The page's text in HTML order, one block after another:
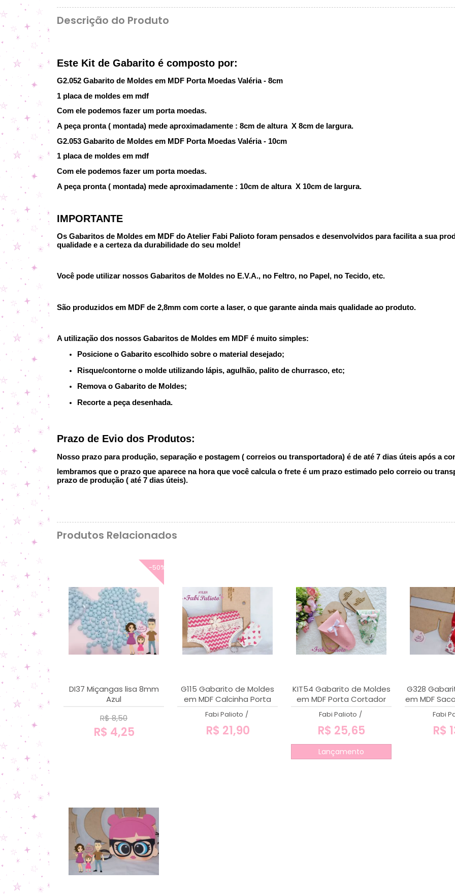
Descrição do Produto
Este Kit de Gabarito é composto por:
G2.052 Gabarito de Moldes em MDF Porta Moedas Valéria - 8cm
1 placa de moldes em mdf
Com ele podemos fazer um porta moedas.
A peça pronta ( montada) mede aproximadamente : 8cm de altura X 8cm de largura.
G2.053 Gabarito de Moldes em MDF Porta Moedas Valéria - 10cm
1 placa de moldes em mdf
Com ele podemos fazer um porta moedas.
A peça pronta ( montada) mede aproximadamente : 10cm de altura X 10cm de largura.
IMPORTANTE
Os Gabaritos de Moldes em MDF do Atelier Fabi Palioto foram pensados e desenvolvidos para facilita a sua
qualidade e a certeza da durabilidade do seu molde!
Você pode utilizar nossos Gabaritos de Moldes no E.V.A., no Feltro, no Papel, no Tecido, etc.
São produzidos em MDF de 2,8mm com corte a laser, o que garante ainda mais qualidade ao produto.
A utilização dos nossos Gabaritos de Moldes em MDF é muito simples:
Posicione o Gabarito escolhido sobre o material desejado;
Risque/contorne o molde utilizando lápis, agulhão, palito de churrasco, etc;
Remova o Gabarito de Moldes;
Recorte a peça desenhada.
Prazo de Evio dos Produtos:
Nosso prazo para produção, separação e postagem ( correios ou transportadora) é de até 7 dias úteis após a
lembramos que o prazo que aparece na hora que você calcula o frete é um prazo estimado pelo correio ou
prazo de produção ( até 7 dias úteis).
Produtos Relacionados
-50%
DI37 Miçangas lisa 8mm
Azul
R$ 8,50
R$ 4,25
G115 Gabarito de Moldes
em MDF Calcinha Porta
Treco + Chaveiro
Fabi Palioto /
R$ 21,90
KIT54 Gabarito de Moldes
em MDF Porta Cortador
de Unha Clean + Porta
Alicate de Unha Clean
Fabi Palioto /
R$ 25,65
Lançamento
G328
em MDF
Fabi
R$